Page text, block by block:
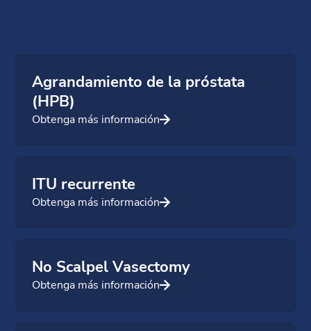
Agrandamiento de la próstata
(HPB)
Obtenga más información
ITU recurrente
Obtenga más información
No Scalpel Vasectomy
Obtenga más información